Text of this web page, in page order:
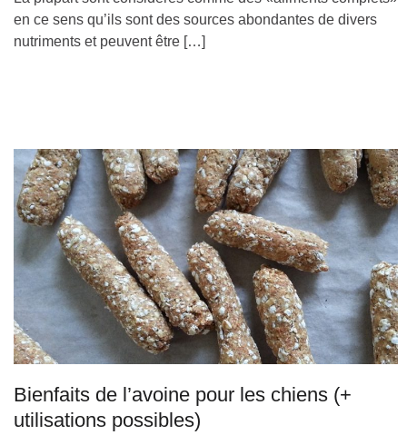
en ce sens qu’ils sont des sources abondantes de divers
nutriments et peuvent être […]
Bienfaits de l’avoine pour les chiens (+
utilisations possibles)